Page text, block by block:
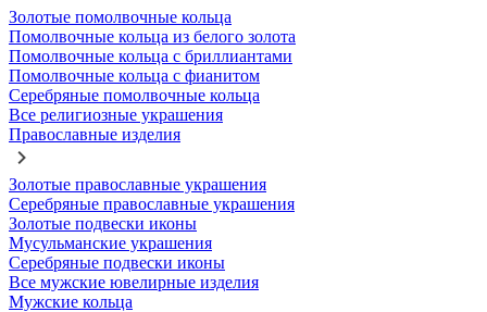
Золотые помолвочные кольца
Помолвочные кольца из белого золота
Помолвочные кольца с бриллиантами
Помолвочные кольца с фианитом
Серебряные помолвочные кольца
Все религиозные украшения
Православные изделия
Золотые православные украшения
Серебряные православные украшения
Золотые подвески иконы
Мусульманские украшения
Серебряные подвески иконы
Все мужские ювелирные изделия
Мужские кольца